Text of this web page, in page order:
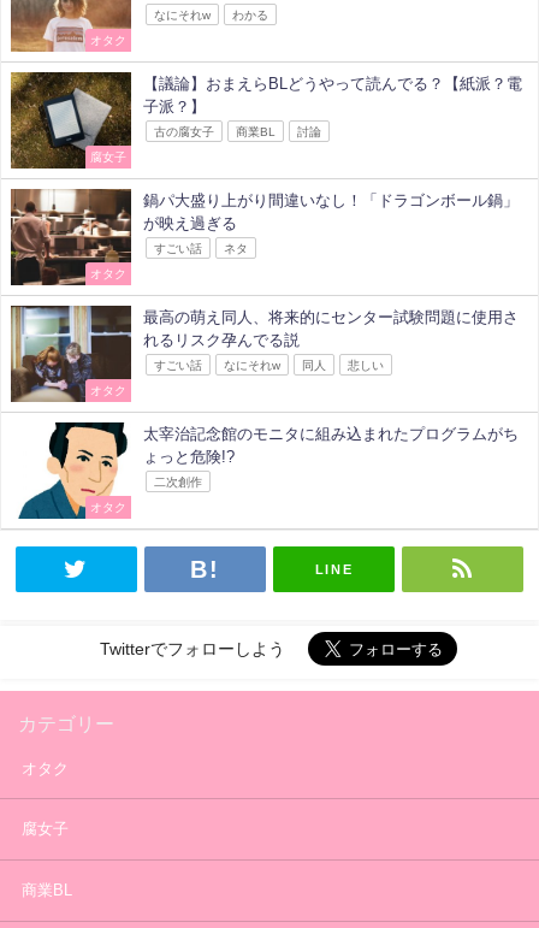
オタク
なにそれw わかる
腐女子
【議論】おまえらBLどうやって読んでる？【紙派？電
子派？】
古の腐女子 商業BL 討論
オタク
鍋パ大盛り上がり間違いなし！「ドラゴンボール鍋」
が映え過ぎる
すごい話 ネタ
オタク
最高の萌え同人、将来的にセンター試験問題に使用さ
れるリスク孕んでる説
すごい話 なにそれw 同人 悲しい
オタク
太宰治記念館のモニタに組み込まれたプログラムがち
ょっと危険!?
二次創作
LINE
Twitterでフォローしよう
カテゴリー
オタク
腐女子
商業BL